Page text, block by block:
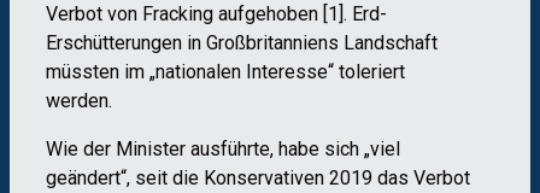
Verbot von Fracking aufgehoben [1]. Erd-
Erschütterungen in Großbritanniens Landschaft
müssten im „nationalen Interesse“ toleriert
werden.
Wie der Minister ausführte, habe sich „viel
geändert“, seit die Konservativen 2019 das Verbot